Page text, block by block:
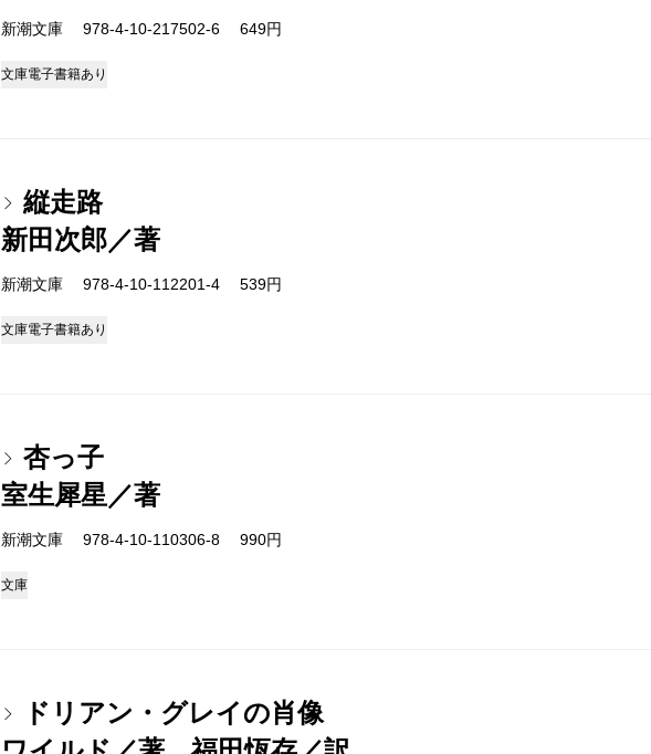
新潮文庫 978-4-10-217502-6 649円
文庫電子書籍あり
縦走路
新田次郎／著
新潮文庫 978-4-10-112201-4 539円
文庫電子書籍あり
杏っ子
室生犀星／著
新潮文庫 978-4-10-110306-8 990円
文庫
ドリアン・グレイの肖像